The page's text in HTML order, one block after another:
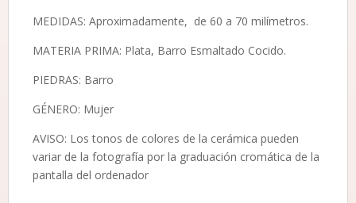
MEDIDAS: Aproximadamente, de 60 a 70 milímetros.
MATERIA PRIMA: Plata, Barro Esmaltado Cocido.
PIEDRAS: Barro
GÉNERO: Mujer
AVISO: Los tonos de colores de la cerámica pueden
variar de la fotografía por la graduación cromática de la
pantalla del ordenador